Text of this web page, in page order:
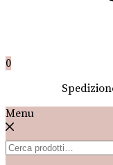
0
Menu
Cerca: